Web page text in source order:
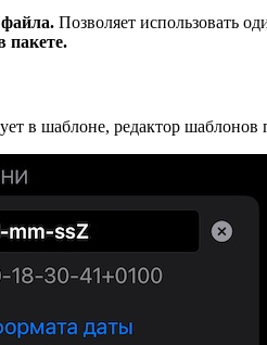
Позволяет использовать
пакете.
в шаблоне, редактор шаблонов